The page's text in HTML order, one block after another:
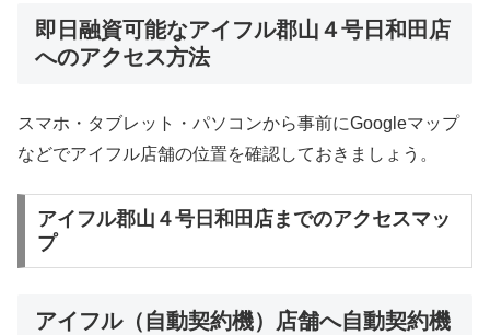
即日融資可能なアイフル郡山４号日和田店
へのアクセス方法
スマホ・タブレット・パソコンから事前にGoogleマップ
などでアイフル店舗の位置を確認しておきましょう。
アイフル郡山４号日和田店までのアクセスマッ
プ
アイフル（自動契約機）店舗へ自動契約機